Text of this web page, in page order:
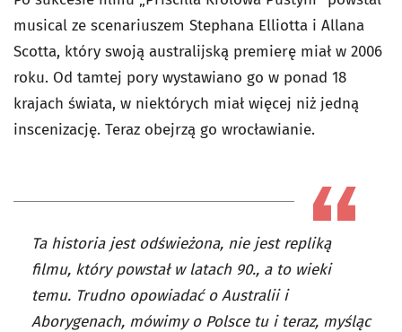
musical ze scenariuszem Stephana Elliotta i Allana
Scotta, który swoją australijską premierę miał w 2006
roku. Od tamtej pory wystawiano go w ponad 18
krajach świata, w niektórych miał więcej niż jedną
inscenizację. Teraz obejrzą go wrocławianie.
Ta historia jest odświeżona, nie jest repliką
filmu, który powstał w latach 90., a to wieki
temu. Trudno opowiadać o Australii i
Aborygenach, mówimy o Polsce tu i teraz, myśląc